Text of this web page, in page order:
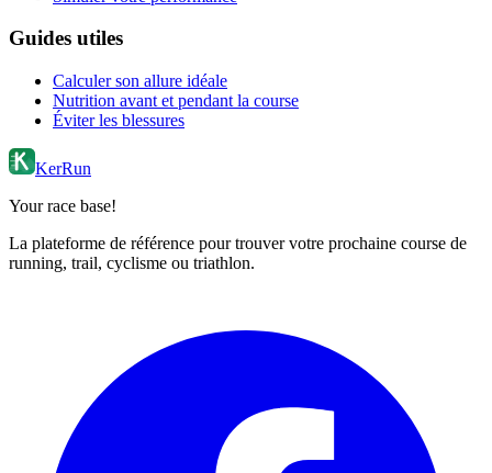
Guides utiles
Calculer son allure idéale
Nutrition avant et pendant la course
Éviter les blessures
KerRun
Your race base!
La plateforme de référence pour trouver votre prochaine course de
running, trail, cyclisme ou triathlon.